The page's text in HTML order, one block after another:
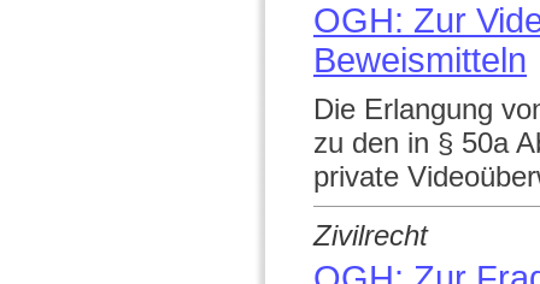
OGH: Zur
Beweismitteln
Die Erlangung
zu den in § 50a
private
Zivilrecht